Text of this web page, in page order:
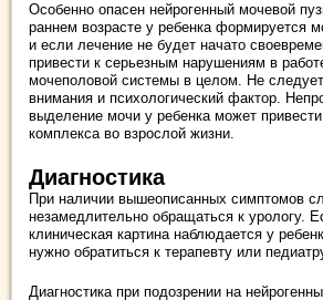
Особенно опасен нейрогенный мочевой
раннем возрасте у ребенка формируется
и если лечение не будет начато
привести к серьезным нарушениям в
мочеполовой системы в целом. Не следует
внимания и психологический фактор.
выделение мочи у ребенка может
комплекса во взрослой жизни.
Диагностика
При наличии вышеописанных симптомов
незамедлительно обращаться к урологу.
клиническая картина наблюдается у
нужно обратиться к терапевту или
Диагностика при подозрении на